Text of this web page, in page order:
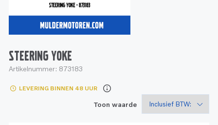
Motoren
Onderdelen
Service
Motoren
Service en onderhoud
Reman - Bedrijfsvaart
STEERING YOKE
Artikelnummer: 873183
LEVERING BINNEN 48 UUR
Toon waarde